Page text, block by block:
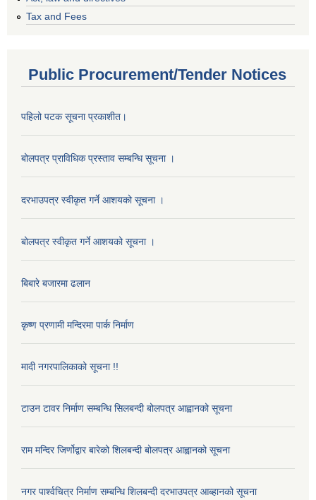
Tax and Fees
Public Procurement/Tender Notices
पहिलो पटक सूचना प्रकाशीत।
बोलपत्र प्राविधिक प्रस्ताव सम्बन्धि सूचना ।
दरभाउपत्र स्वीकृत गर्ने आशयको सूचना ।
बोलपत्र स्वीकृत गर्ने आशयको सूचना ।
बिबारे बजारमा ढलान
कृष्ण प्रणामी मन्दिरमा पार्क निर्माण
मादी नगरपालिकाको सूचना !!
टाउन टावर निर्माण सम्बन्धि सिलबन्दी बोलपत्र आह्वानको सूचना
राम मन्दिर जिर्णोद्वार बारेको शिलबन्दी बोलपत्र आह्वानको सूचना
नगर पार्श्वचित्र निर्माण सम्बन्धि शिलबन्दी दरभाउपत्र आब्हानको सूचना